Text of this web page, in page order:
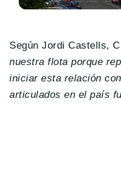
Según Jordi Castells,
nuestra flota porque
iniciar esta relación
articulados en el país